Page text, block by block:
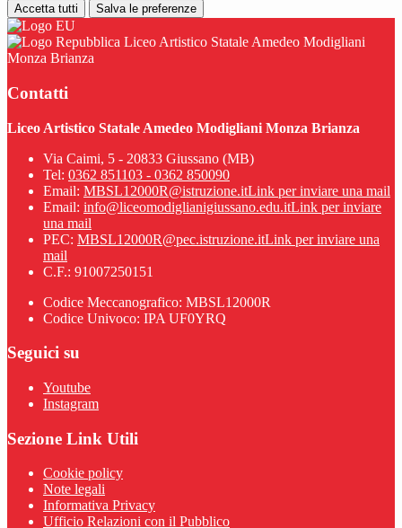
Accetta tutti Salva le preferenze
Liceo Artistico Statale Amedeo Modigliani
Monza Brianza
Contatti
Liceo Artistico Statale Amedeo Modigliani Monza Brianza
Via Caimi, 5 - 20833 Giussano (MB)
Tel: 0362 851103 - 0362 850090
Email: MBSL12000R@istruzione.itLink per inviare una mail
Email: info@liceomodiglianigiussano.edu.itLink per inviare
una mail
PEC: MBSL12000R@pec.istruzione.itLink per inviare una
mail
C.F.: 91007250151
Codice Meccanografico: MBSL12000R
Codice Univoco: IPA UF0YRQ
Seguici su
Youtube
Instagram
Sezione Link Utili
Cookie policy
Note legali
Informativa Privacy
Ufficio Relazioni con il Pubblico